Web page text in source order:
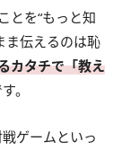
とを“もっと知
ま伝えるのは恥
カタチで「教え
。
ゲームといっ